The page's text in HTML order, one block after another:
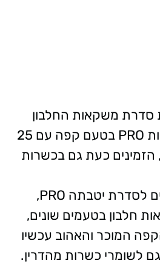
סדרת משקאות החלבון
ומשיקה שני משקאות PRO בטעם קפה עם 25
הזמינים כעת גם בכשרות
המשקאות מצטרפים לסדרת יטבתה PRO,
חלבון בטעמים שונים,
המוכר והאהוב עכשיו
לשומרי כשרות מהדרין.